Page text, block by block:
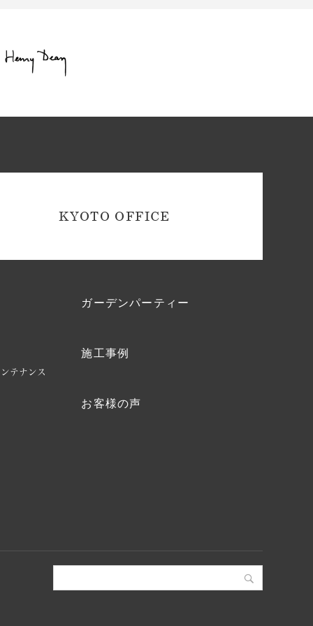
KYOTO OFFICE
テナンス
ガーデンパーティー
施工事例
お客様の声